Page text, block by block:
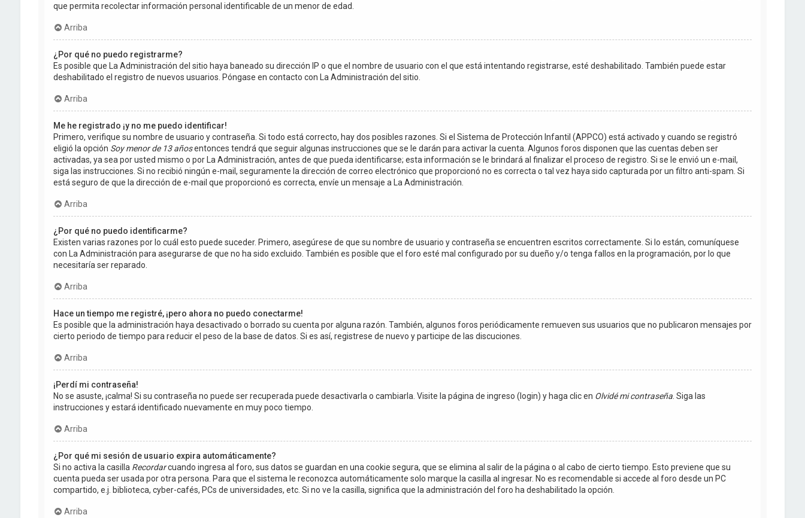
que permita recolectar información personal identificable de un menor de edad.
Arriba
¿Por qué no puedo registrarme?
Es posible que La Administración del sitio haya baneado su dirección IP o que el nombre de usuario con el que está intentando registrarse, esté deshabilitado. También puede estar
deshabilitado el registro de nuevos usuarios. Póngase en contacto con La Administración del sitio.
Arriba
Me he registrado ¡y no me puedo identificar!
Primero, verifique su nombre de usuario y contraseña. Si todo está correcto, hay dos posibles razones. Si el Sistema de Protección Infantil (APPCO) está activado y cuando se registró
eligió la opción Soy menor de 13 añosentonces tendrá que seguir algunas instrucciones que se le darán para activar la cuenta. Algunos foros disponen que las cuentas deben ser
activadas, ya sea por usted mismo o por La Administración, antes de que pueda identificarse; esta información se le brindará al finalizar el proceso de registro. Si se le envió un e-mail,
siga las instrucciones. Si no recibió ningún e-mail, seguramente la dirección de correo electrónico que proporcionó no es correcta o tal vez haya sido capturada por un filtro anti-spam. Si
está seguro de que la dirección de e-mail que proporcionó es correcta, envíe un mensaje a La Administración.
Arriba
¿Por qué no puedo identificarme?
Existen varias razones por lo cuál esto puede suceder. Primero, asegúrese de que su nombre de usuario y contraseña se encuentren escritos correctamente. Si lo están, comuníquese
con La Administración para asegurarse de que no ha sido excluido. También es posible que el foro esté mal configurado por su dueño y/o tenga fallos en la programación, por lo que
necesitaría ser reparado.
Arriba
Hace un tiempo me registré, ¡pero ahora no puedo conectarme!
Es posible que la administración haya desactivado o borrado su cuenta por alguna razón. También, algunos foros periódicamente remueven sus usuarios que no publicaron mensajes por
cierto periodo de tiempo para reducir el peso de la base de datos. Si es así, registrese de nuevo y participe de las discuciones.
Arriba
¡Perdí mi contraseña!
No se asuste, ¡calma! Si su contraseña no puede ser recuperada puede desactivarla o cambiarla. Visite la página de ingreso (login) y haga clic en Olvidé mi contraseña. Siga las
instrucciones y estará identificado nuevamente en muy poco tiempo.
Arriba
¿Por qué mi sesión de usuario expira automáticamente?
Si no activa la casilla Recordarcuando ingresa al foro, sus datos se guardan en una cookie segura, que se elimina al salir de la página o al cabo de cierto tiempo. Esto previene que su
cuenta pueda ser usada por otra persona. Para que el sistema le reconozca automáticamente solo marque la casilla al ingresar. No es recomendable si accede al foro desde un PC
compartido, e.j. biblioteca, cyber-cafés, PCs de universidades, etc. Si no ve la casilla, significa que la administración del foro ha deshabilitado la opción.
Arriba